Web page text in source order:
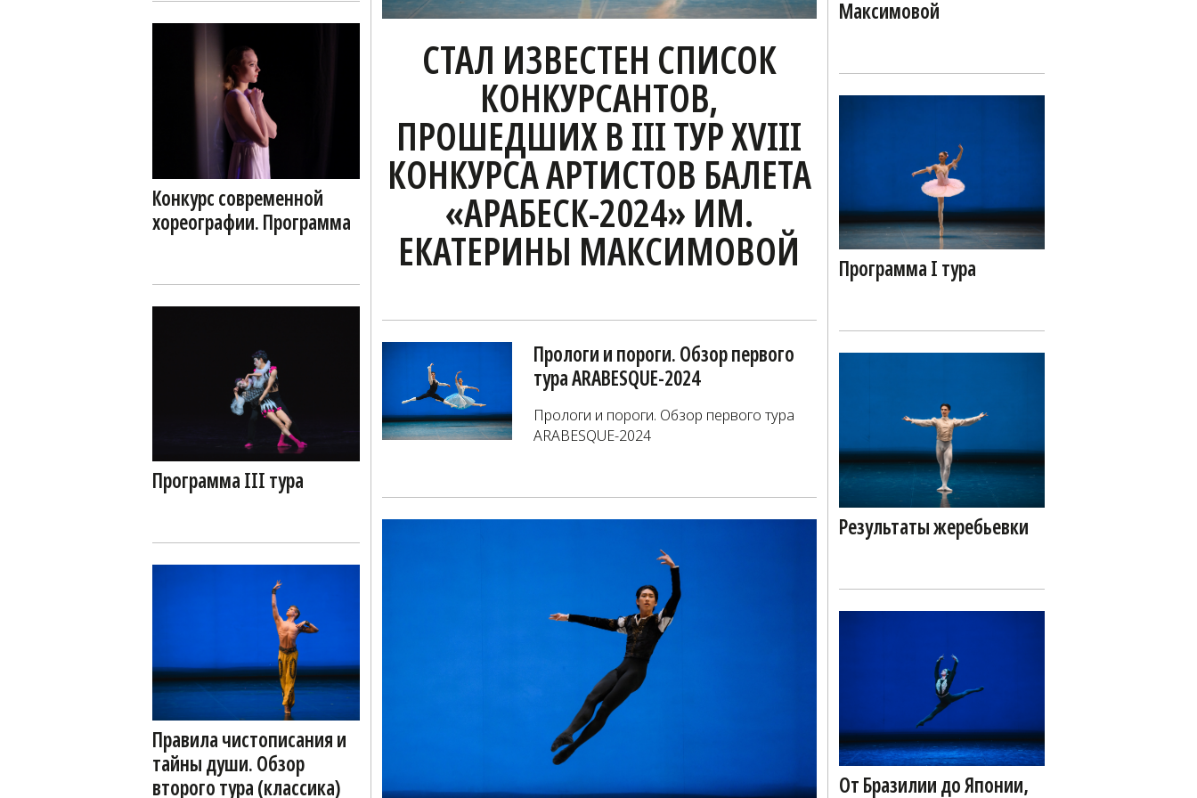
Конкурс современной
хореографии. Программа
Программа III тура
Правила чистописания и
тайны души. Обзор
второго тура (классика)
СТАЛ ИЗВЕСТЕН СПИСОК
КОНКУРСАНТОВ,
ПРОШЕДШИХ В III ТУР XVIII
КОНКУРСА АРТИСТОВ БАЛЕТА
«АРАБЕСК-2024» ИМ.
ЕКАТЕРИНЫ МАКСИМОВОЙ
Прологи и пороги. Обзор первого
тура ARABESQUE-2024
Прологи и пороги. Обзор первого тура
ARABESQUE-2024
Максимовой
Программа I тура
Результаты жеребьевки
От Бразилии до Японии,